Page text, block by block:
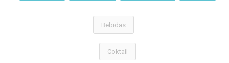
Bebidas
Coktail